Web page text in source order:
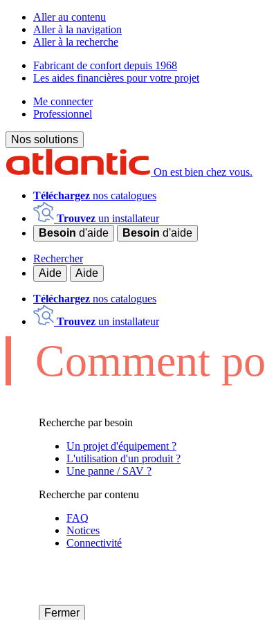
Aller au contenu
Aller à la navigation
Aller à la recherche
Fabricant de confort depuis 1968
Les aides financières pour votre projet
Me connecter
Professionnel
Nos solutions
On est bien chez vous.
Téléchargez nos catalogues
Trouvez un installateur
Besoin d'aide Besoin d'aide
Rechercher
Aide
Aide
Téléchargez nos catalogues
Trouvez un installateur
Comment
Recherche par besoin
Un projet d'équipement ?
L'utilisation d'un produit ?
Une panne / SAV ?
Recherche par contenu
FAQ
Notices
Connectivité
Fermer